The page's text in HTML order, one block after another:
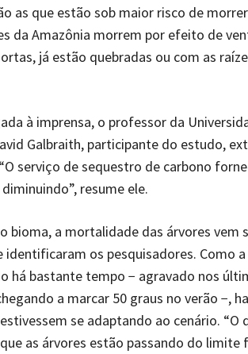
as que estão sob maior risco de
da Amazônia morrem por efeito de
já estão quebradas ou com as
à imprensa, o professor da
Galbraith, participante do estudo,
serviço de sequestro de carbono
resume ele.
bioma, a mortalidade das árvores vem
identificaram os pesquisadores. Como
há bastante tempo − agravado nos
a marcar 50 graus no verão −,
se adaptando ao cenário. “O
as árvores estão passando do